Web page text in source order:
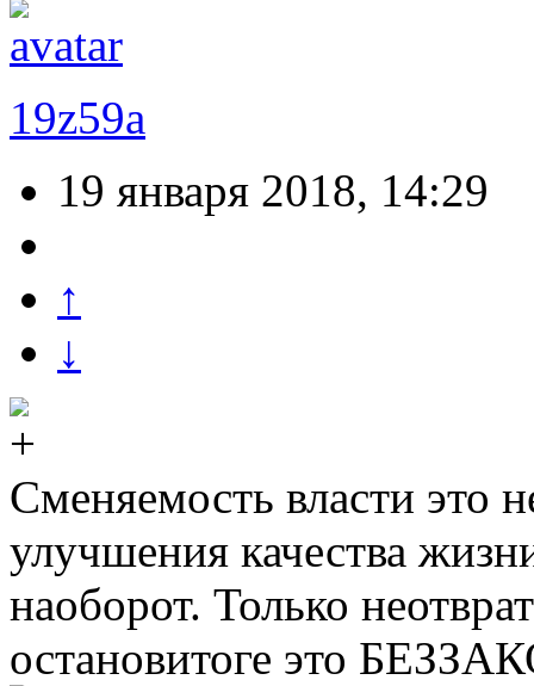
19z59a
19 января 2018, 14:29
↑
↓
Сменяемость власти это
улучшения качества
наоборот. Только
остановитоге это